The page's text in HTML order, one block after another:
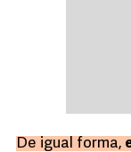
De igual forma,